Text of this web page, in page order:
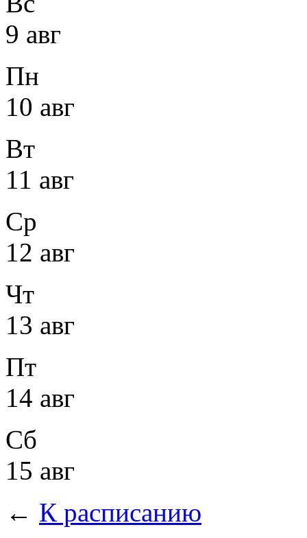
9 авг
Пн
10 авг
Вт
11 авг
Ср
12 авг
Чт
13 авг
Пт
14 авг
Сб
15 авг
← К расписанию